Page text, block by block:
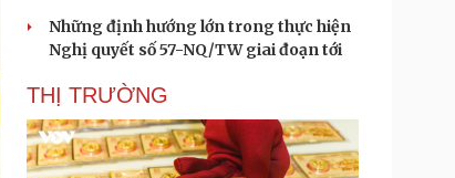
Những định hướng lớn trong thực hiện
Nghị quyết số 57-NQ/TW giai đoạn tới
THỊ TRƯỜNG